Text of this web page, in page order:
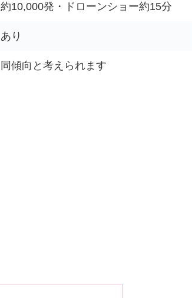
約10,000発・ドローンショー約15分
あり
同傾向と考えられます